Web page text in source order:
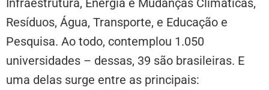
Infraestrutura, Energia e Mudanças Climáticas,
Resíduos, Água, Transporte, e Educação e
Pesquisa. Ao todo, contemplou 1.050
universidades – dessas, 39 são brasileiras. E
uma delas surge entre as principais: